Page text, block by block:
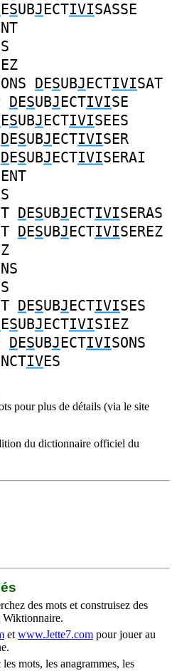
ESUBJECTIVISASSE
DESUBJECTIVISAT
DESUBJECTIVISE
ESUBJECTIVISEES
DESUBJECTIVISER
DESUBJECTIVISERAI
DESUBJECTIVISERAS
DESUBJECTIVISEREZ
DESUBJECTIVISES
ESUBJECTIVISIEZ
DESUBJECTIVISONS
IVES
pour plus de détails (via le site
du dictionnaire officiel du
des mots et construisez des
Wiktionnaire.
et www.Jette7.com pour jouer au
mots, les anagrammes, les